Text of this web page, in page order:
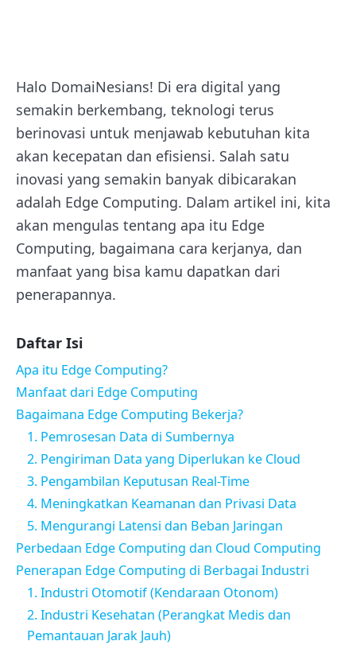
Halo DomaiNesians! Di era digital yang
semakin berkembang, teknologi terus
berinovasi untuk menjawab kebutuhan kita
akan kecepatan dan efisiensi. Salah satu
inovasi yang semakin banyak dibicarakan
adalah Edge Computing. Dalam artikel ini, kita
akan mengulas tentang apa itu Edge
Computing, bagaimana cara kerjanya, dan
manfaat yang bisa kamu dapatkan dari
penerapannya.
Daftar Isi
Apa itu Edge Computing?
Manfaat dari Edge Computing
Bagaimana Edge Computing Bekerja?
1. Pemrosesan Data di Sumbernya
2. Pengiriman Data yang Diperlukan ke Cloud
3. Pengambilan Keputusan Real-Time
4. Meningkatkan Keamanan dan Privasi Data
5. Mengurangi Latensi dan Beban Jaringan
Perbedaan Edge Computing dan Cloud Computing
Penerapan Edge Computing di Berbagai Industri
1. Industri Otomotif (Kendaraan Otonom)
2. Industri Kesehatan (Perangkat Medis dan
Pemantauan Jarak Jauh)